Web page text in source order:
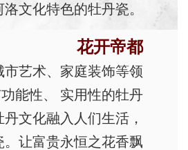
洛文化特色的牡丹瓷。
花开帝都
艺术、家庭装饰等领
能性、 实用性的牡丹
文化融入人们生活，
让富贵永恒之花香飘